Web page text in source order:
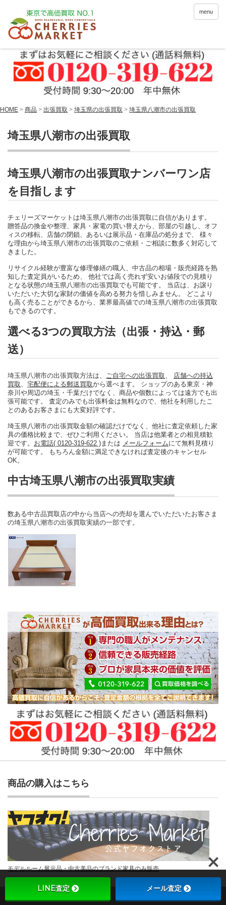
menu
HOME > 商品 > 出張買取 > 埼玉県の出張買取 > 埼玉県八潮市の出張買取
埼玉県八潮市の出張買取
埼玉県八潮市の出張買取ナンバーワン店
を目指します
チェリーズマーケットは埼玉県八潮市の出張買取に自信があります。
贈答品の換金や整理、家具・家電の買い替えから、部屋の引越し、オフ
ィスの移転、店舗の閉鎖、あるいは展示品・在庫品の処分まで、 様々
な理由から埼玉県八潮市の出張買取のご依頼・ご相談に数多く対応して
きました。
リサイクル経験が豊富な修理修繕の職人、中古品の相場・販売経路を熟
知した査定員がいるため、 他社では高く売れず安いお値段での見積り
となる状態の埼玉県八潮市の出張買取でも可能です。 当店は、お譲り
いただいた大切な家財の価値を高める努力を惜しみません。 どこより
も高く売ることができるから、業界最高値での埼玉県八潮市の出張買取
もできるのです。
選べる3つの買取方法（出張・持込・郵
送）
埼玉県八潮市の出張買取方法は、 ご自宅への出張買取
店舗への持込
買取
宅配便による郵送買取から選べます。 ショップのある東京・神
奈川や周辺の埼玉・千葉だけでなく、商品や個数によっては遠方でも出
張可能です。 査定のみでも出張料金は無料なので、他社を利用したこ
とのあるお客さまにも大変好評です。
埼玉県八潮市の出張買取金額の確認だけでなく、他社に査定依頼した家
具の価格比較まで、ぜひご利用ください。 当店は他業者との相見積歓
迎です。 お電話( 0120-319-622 ) または メールフォームにて無料見積り
が可能です。 もちろん金額に満足できなければ査定後のキャンセル
OK。
中古埼玉県八潮市の出張買取実績
数ある中古品買取店の中から当店への売却を選んでいただいたお客さま
の埼玉県八潮市の出張買取実績の一部です。
商品の購入はこちら
モデルルーム展示品・中古美品のブランド家具のみ販売
LINE査定 メール査定